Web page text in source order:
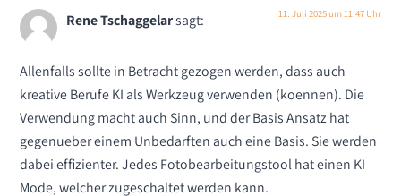
Rene Tschaggelarsagt: 11. Juli 2025 um 11:47 Uhr
Allenfalls sollte in Betracht gezogen werden, dass auch
kreative Berufe KI als Werkzeug verwenden (koennen). Die
Verwendung macht auch Sinn, und der Basis Ansatz hat
gegenueber einem Unbedarften auch eine Basis. Sie werden
dabei effizienter. Jedes Fotobearbeitungstool hat einen KI
Mode, welcher zugeschaltet werden kann.